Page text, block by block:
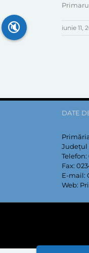
iunie 11,
DATE
Județul
Telefon:
Fax:
E-mail:
Web:
🔇